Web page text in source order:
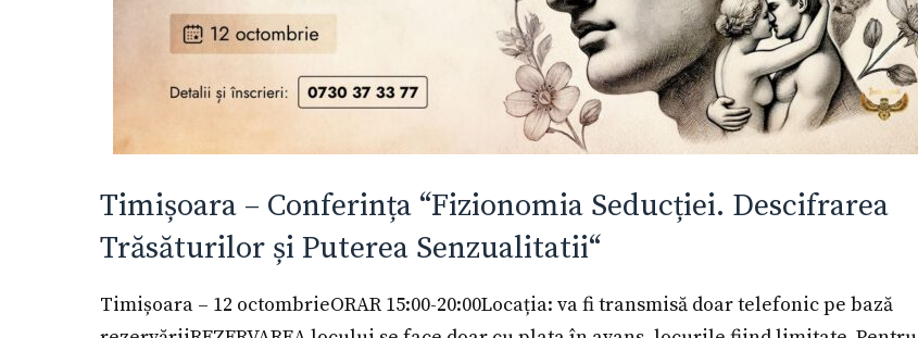
Timișoara – Conferința “Fizionomia Seducției. Descifrarea
Trăsăturilor și Puterea Senzualitatii“
Timișoara – 12 octombrieORAR 15:00-20:00Locația: va fi transmisă doar telefonic pe bază